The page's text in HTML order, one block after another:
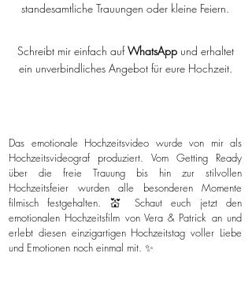
standesamtliche Trauungen oder kleine Feiern.
Schreibt mir einfach aufWhatsAppund erhaltet
ein unverbindliches Angebot für eure Hochzeit.
Das emotionale Hochzeitsvideo wurde von mir als
Hochzeitsvideograf produziert. Vom Getting Ready
über die freie Trauung bis hin zur stilvollen
Hochzeitsfeier wurden alle besonderen Momente
filmisch festgehalten. 💒 Schaut euch jetzt den
emotionalen Hochzeitsfilm von Vera & Patrick an und
erlebt diesen einzigartigen Hochzeitstag voller Liebe
und Emotionen noch einmal mit. ✨